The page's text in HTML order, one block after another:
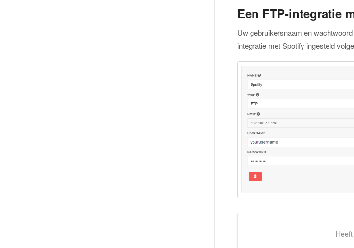
Een FTP-integratie
Uw gebruikersnaam en
integratie met Spotify ingesteld